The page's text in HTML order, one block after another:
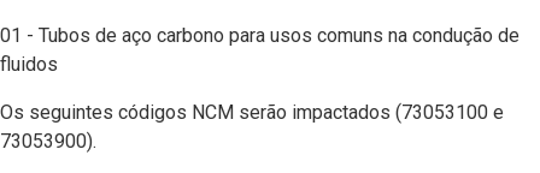
01 - Tubos de aço carbono para usos comuns na condução de
fluidos
Os seguintes códigos NCM serão impactados (73053100 e
73053900).